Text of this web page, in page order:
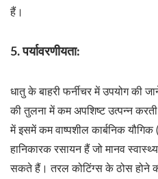
हैं।
5. पर्यावरणीयता:
धातु के बाहरी फर्नीचर में उपयोग की
की तुलना में कम अपशिष्ट उत्पन्न
में इसमें कम वाष्पशील कार्बनिक
हानिकारक रसायन हैं जो मानव
सकते हैं। तरल कोटिंग्स के ठोस होने